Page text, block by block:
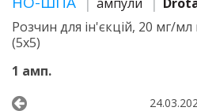
Розчин для ін'єкцій, 20 мг/
(5х5)
1 амп.